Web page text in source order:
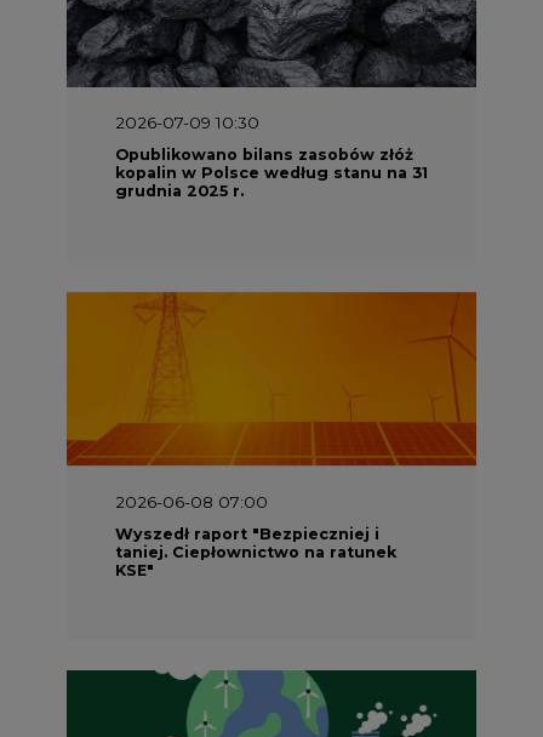
2026-07-09 10:30
Opublikowano bilans zasobów złóż
kopalin w Polsce według stanu na 31
grudnia 2025 r.
2026-06-08 07:00
Wyszedł raport "Bezpieczniej i
taniej. Ciepłownictwo na ratunek
KSE"